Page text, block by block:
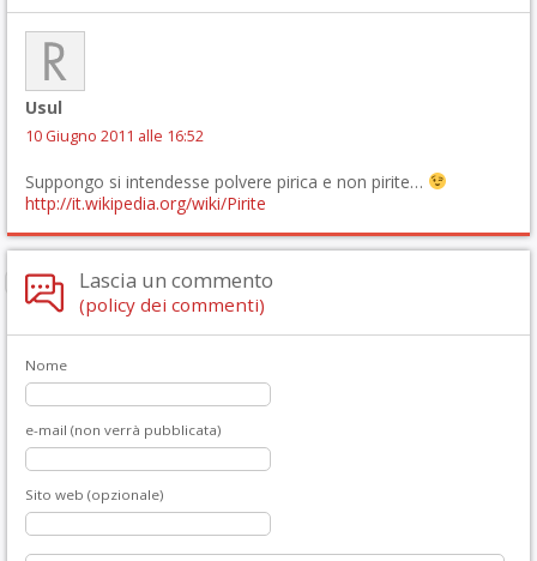
Usul
10 Giugno 2011 alle 16:52
Suppongo si intendesse polvere pirica e non pirite…
http://it.wikipedia.org/wiki/Pirite
Lascia un commento
(policy dei commenti)
Nome
e-mail (non verrà pubblicata)
Sito web (opzionale)